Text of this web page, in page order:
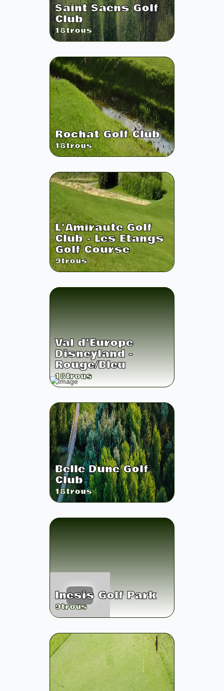
Saint Saens Golf
Club
18trous
Rochat Golf Club
18trous
L'Amiraute Golf
Club - Les Etangs
Golf Course
9trous
Val d'Europe
Disneyland -
Rouge/Bleu
18trous
Belle Dune Golf
Club
18trous
Inesis Golf Park
9trous